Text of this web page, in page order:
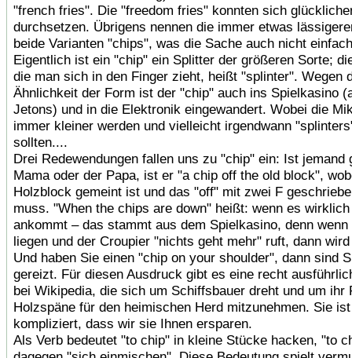
"french fries". Die "freedom fries" konnten sich
durchsetzen. Übrigens nennen die immer etwas
beide Varianten "chips", was die Sache auch nicht
Eigentlich ist ein "chip" ein Splitter der größeren Sorte;
die man sich in den Finger zieht, heißt "splinter". Wegen
Ähnlichkeit der Form ist der "chip" auch ins Spielkasino
Jetons) und in die Elektronik eingewandert. Wobei die
immer kleiner werden und vielleicht irgendwann
sollten....
Drei Redewendungen fallen uns zu "chip" ein: Ist jemand
Mama oder der Papa, ist er "a chip off the old block",
Holzblock gemeint ist und das "off" mit zwei F
muss. "When the chips are down" heißt: wenn es
ankommt – das stammt aus dem Spielkasino, denn
liegen und der Croupier "nichts geht mehr" ruft, dann
Und haben Sie einen "chip on your shoulder", dann sind
gereizt. Für diesen Ausdruck gibt es eine recht
bei Wikipedia, die sich um Schiffsbauer dreht und um ihr
Holzspäne für den heimischen Herd mitzunehmen. Sie
kompliziert, dass wir sie Ihnen ersparen.
Als Verb bedeutet "to chip" in kleine Stücke hacken, "to